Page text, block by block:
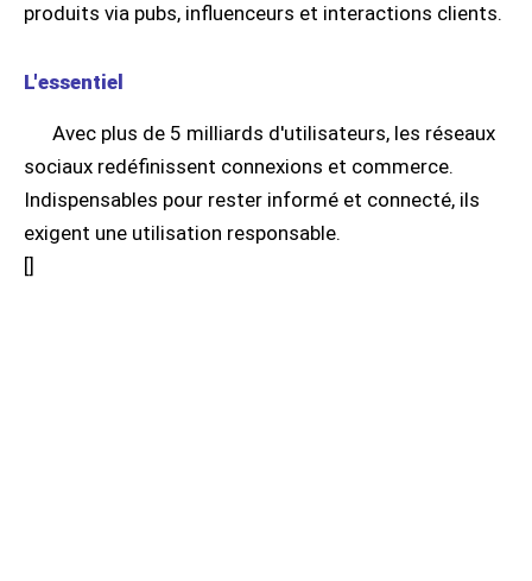
produits via pubs, influenceurs et interactions clients.
L'essentiel
Avec plus de 5 milliards d'utilisateurs, les réseaux
sociaux redéfinissent connexions et commerce.
Indispensables pour rester informé et connecté, ils
exigent une utilisation responsable.
[]